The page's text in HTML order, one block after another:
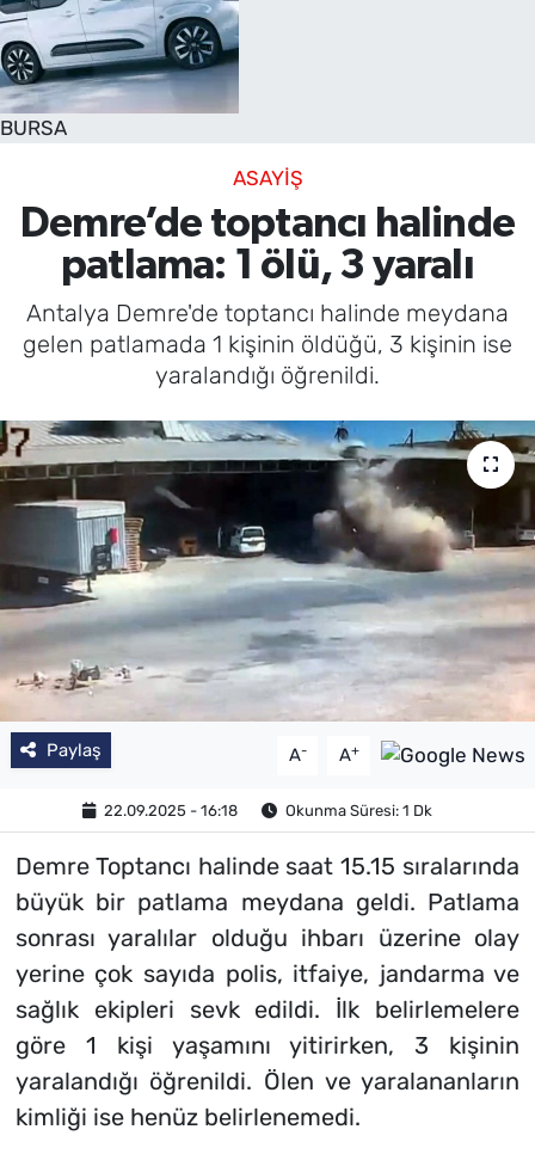
BURSA
ASAYİŞ
Demre’de toptancı halinde
patlama: 1 ölü, 3 yaralı
Antalya Demre'de toptancı halinde meydana
gelen patlamada 1 kişinin öldüğü, 3 kişinin ise
yaralandığı öğrenildi.
Paylaş A- A+
22.09.2025 - 16:18 Okunma Süresi: 1 Dk
Demre Toptancı halinde saat 15.15 sıralarında
büyük bir patlama meydana geldi. Patlama
sonrası yaralılar olduğu ihbarı üzerine olay
yerine çok sayıda polis, itfaiye, jandarma ve
sağlık ekipleri sevk edildi. İlk belirlemelere
göre 1 kişi yaşamını yitirirken, 3 kişinin
yaralandığı öğrenildi. Ölen ve yaralananların
kimliği ise henüz belirlenemedi.
SAĞLIK
TV REHBERİ